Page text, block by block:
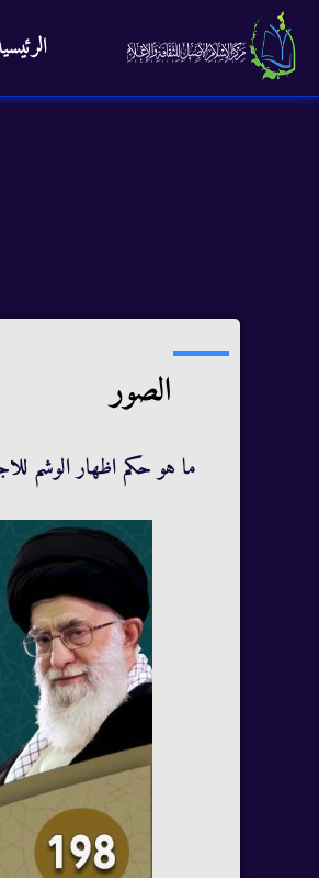
الصور
ما هو حكم اظهار الوشم